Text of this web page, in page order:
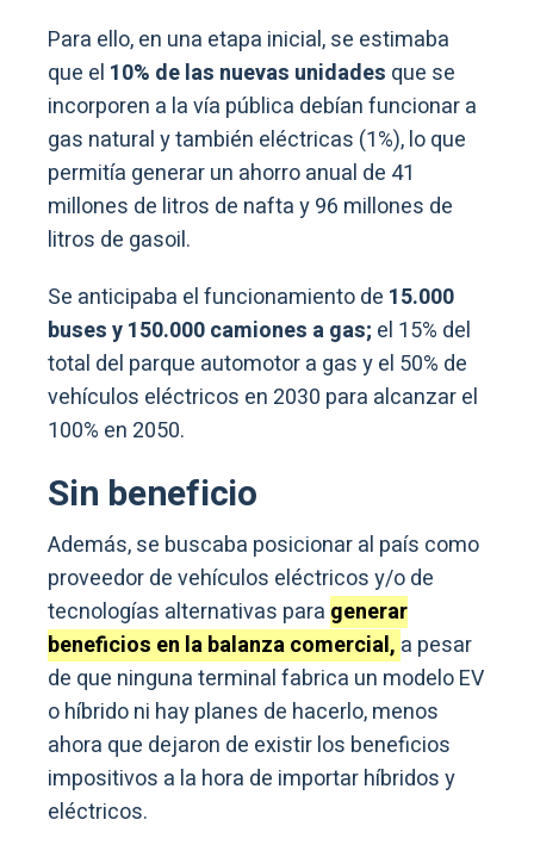
Para ello, en una etapa inicial, se estimaba
que el 10% de las nuevas unidades que se
incorporen a la vía pública debían funcionar a
gas natural y también eléctricas (1%), lo que
permitía generar un ahorro anual de 41
millones de litros de nafta y 96 millones de
litros de gasoil.
Se anticipaba el funcionamiento de 15.000
buses y 150.000 camiones a gas; el 15% del
total del parque automotor a gas y el 50% de
vehículos eléctricos en 2030 para alcanzar el
100% en 2050.
Sin beneficio
Además, se buscaba posicionar al país como
proveedor de vehículos eléctricos y/o de
tecnologías alternativas para generar
beneficios en la balanza comercial, a pesar
de que ninguna terminal fabrica un modelo EV
o híbrido ni hay planes de hacerlo, menos
ahora que dejaron de existir los beneficios
impositivos a la hora de importar híbridos y
eléctricos.